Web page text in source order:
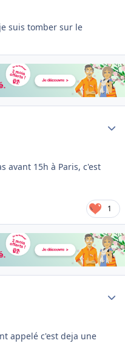
suis tomber sur le
avant 15h à Paris, c'est
1
appelé c'est deja une